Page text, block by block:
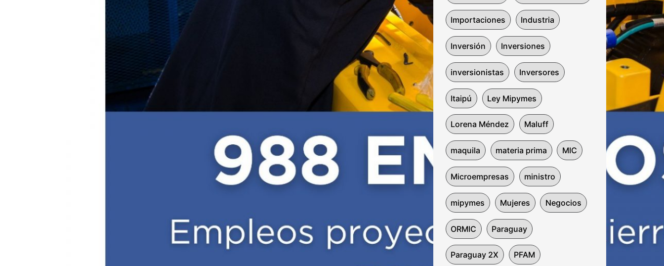
Importaciones Industria
Inversión Inversiones
inversionistas Inversores
Itaipú Ley Mipymes
Lorena Méndez Maluff
maquila materia prima MIC
Microempresas ministro
mipymes Mujeres Negocios
ORMIC Paraguay
Paraguay 2X PFAM